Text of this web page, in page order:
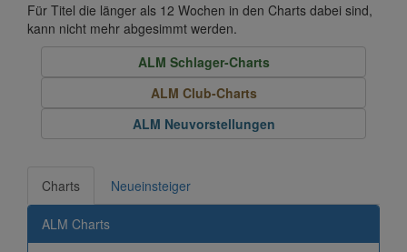
Für Titel die länger als 12 Wochen in den Charts dabei sind,
kann nicht mehr abgesimmt werden.
ALM Schlager-Charts
ALM Club-Charts
ALM Neuvorstellungen
Charts Neueinsteiger
ALM Charts